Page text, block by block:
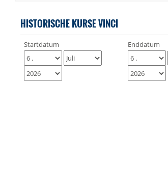
HISTORISCHE KURSE VINCI
Startdatum Enddatum